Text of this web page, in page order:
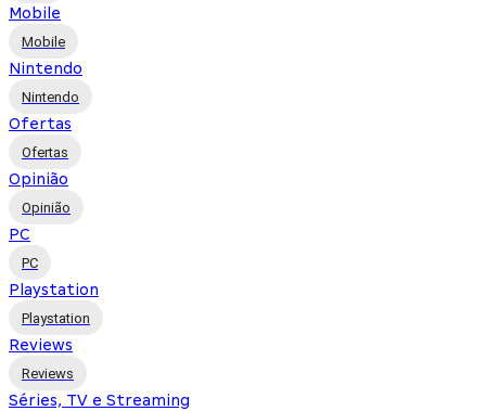
Mobile
Mobile
Nintendo
Nintendo
Ofertas
Ofertas
Opinião
Opinião
PC
PC
Playstation
Playstation
Reviews
Reviews
Séries, TV e Streaming